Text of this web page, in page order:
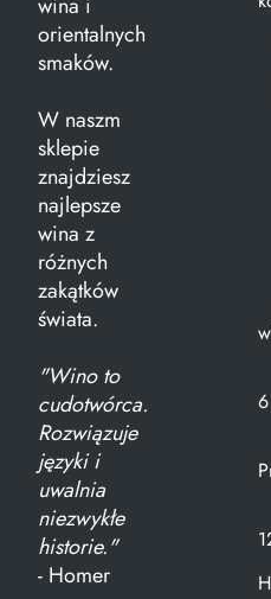
orientalnych
smaków.
W naszm
sklepie
znajdziesz
najlepsze
wina z
różnych
zakątków
świata.
"Wino to
cudotwórca.
Rozwiązuje
języki i
uwalnia
niezwykłe
historie."
- Homer